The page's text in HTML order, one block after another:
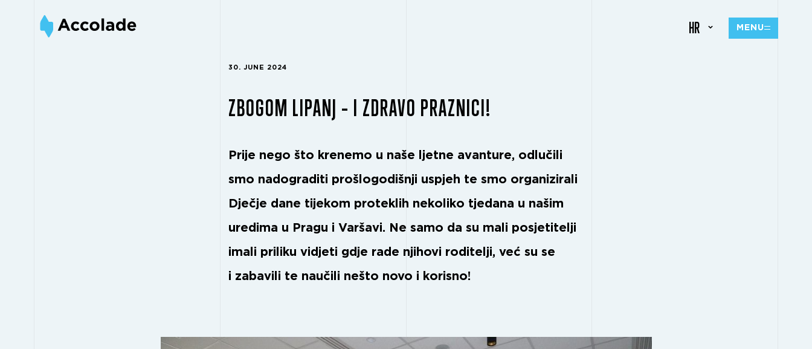
HR MENU
30. JUNE 2024
ZBOGOM LIPANJ – I ZDRAVO PRAZNICI!
Prije nego što krenemo u naše ljetne avanture, odlučili
smo nadograditi prošlogodišnji uspjeh te smo organizirali
Dječje dane tijekom proteklih nekoliko tjedana u našim
uredima u Pragu i Varšavi. Ne samo da su mali posjetitelji
imali priliku vidjeti gdje rade njihovi roditelji, već su se
i zabavili te naučili nešto novo i korisno!